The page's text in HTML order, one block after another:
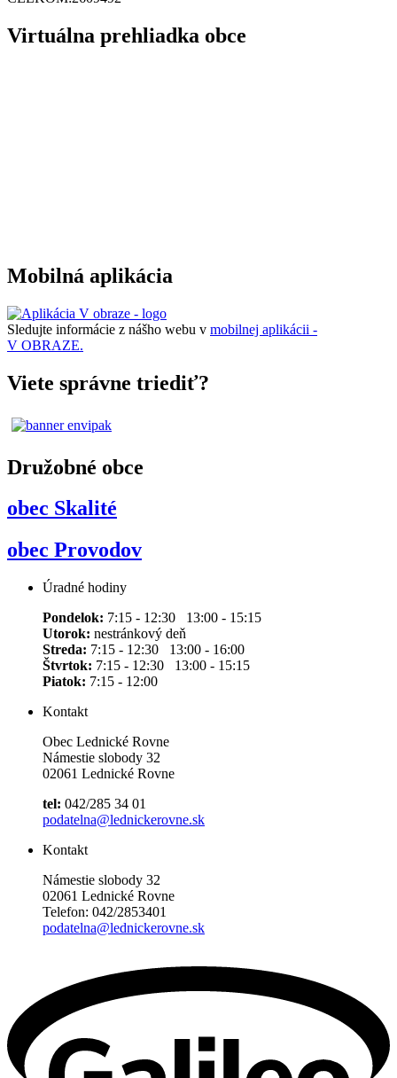
Virtuálna prehliadka obce
Mobilná aplikácia
Sledujte informácie z nášho webu v mobilnej aplikácii -
V OBRAZE.
Viete správne triediť?
Družobné obce
obec Skalité
obec Provodov
Úradné hodiny
Pondelok: 7:15 - 12:30 13:00 - 15:15
Utorok: nestránkový deň
Streda: 7:15 - 12:30 13:00 - 16:00
Štvrtok: 7:15 - 12:30 13:00 - 15:15
Piatok: 7:15 - 12:00
Kontakt
Obec Lednické Rovne
Námestie slobody 32
02061 Lednické Rovne
tel: 042/285 34 01
podatelna@lednickerovne.sk
Kontakt
Námestie slobody 32
02061 Lednické Rovne
Telefon: 042/2853401
podatelna@lednickerovne.sk